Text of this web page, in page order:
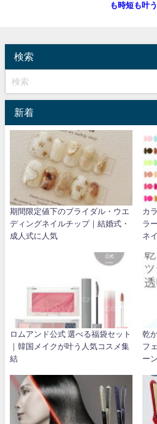
も時短も叶
検索
新着
期間限定値下のブライダル・ウエ
ディングネイルチップ｜結婚式・
成人式に人気
カ
ラ
ネ
ロムアンド公式 選べる福袋セット
｜韓国メイクが叶う人気コスメ集
結
乾
フ
ー